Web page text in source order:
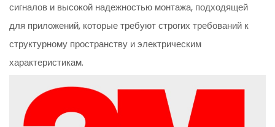
сигналов и высокой надежностью монтажа, подходящей
для приложений, которые требуют строгих требований к
структурному пространству и электрическим
характеристикам.